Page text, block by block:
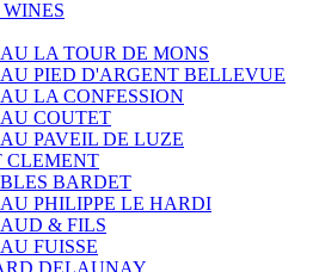
LA TOUR DE MONS
PIED D'ARGENT BELLEVUE
LA CONFESSION
COUTET
PAVEIL DE LUZE
CLEMENT
BARDET
PHILIPPE LE HARDI
& FILS
FUISSE
DELAUNAY